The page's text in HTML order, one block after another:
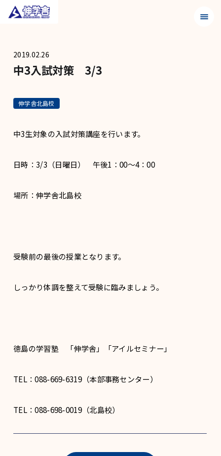
メニ
2019.02.26
中3入試対策 3/3
伸学舎北島校
中3生対象の入試対策講座を行います。
日時：3/3（日曜日） 午後1：00～4：00
場所：伸学舎北島校
受験前の最後の授業となります。
しっかり体調を整えて受験に臨みましょう。
徳島の学習塾 「伸学舎」「アイルセミナー」
TEL：088-669-6319（本部事務センター）
TEL：088-698-0019（北島校）